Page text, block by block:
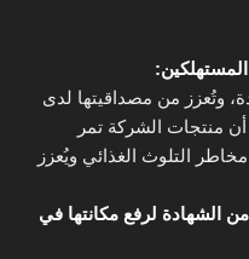
وتُعزز من مصداقيتها لدى
منتجات الشركة تمر
التلوث الغذائي ويُعزز
الشهادة لرفع مكانتها في